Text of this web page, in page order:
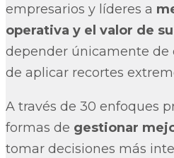
empresarios y líderes a
operativa y el valor de
depender únicamente de
de aplicar recortes
A través de 30 enfoques
formas de gestionar
tomar decisiones más